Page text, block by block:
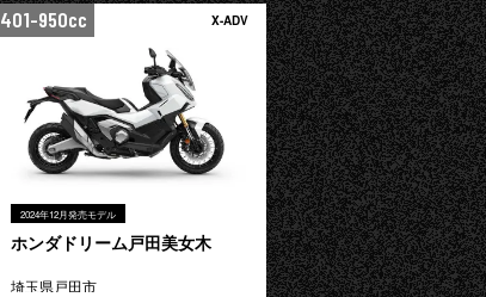
401-950cc X-ADV
2024年12月発売モデル
ホンダドリーム戸田美女木
埼玉県戸田市